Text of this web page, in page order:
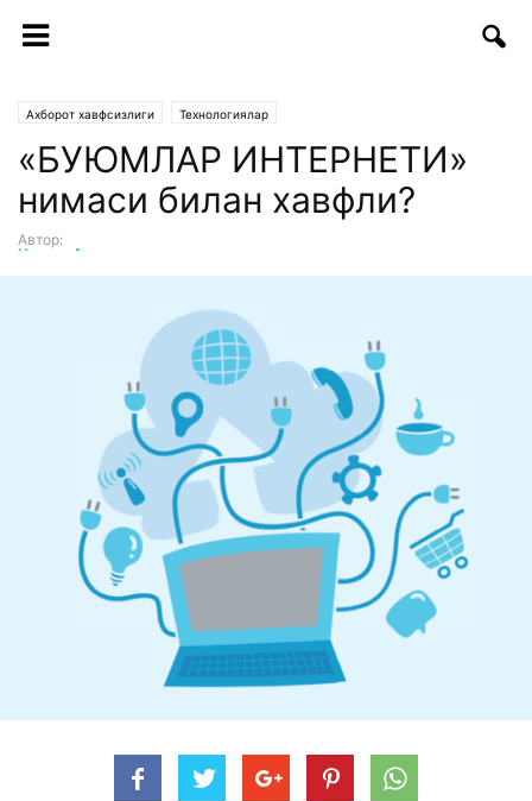
Ахборот хавфсизлиги Технологиялар
«БУЮМЛАР ИНТЕРНЕТИ»
нимаси билан хавфли?
Автор:
Нигина Азизова